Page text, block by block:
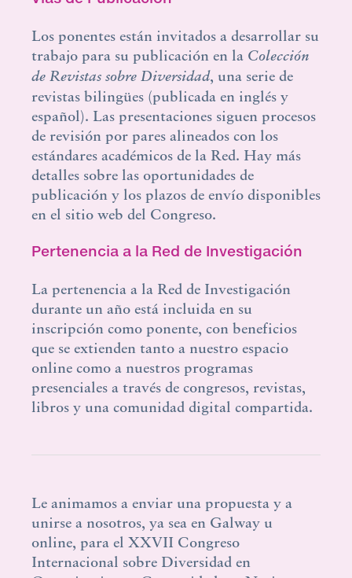
Los ponentes están invitados a desarrollar su
trabajo para su publicación en la Colección
de Revistas sobre Diversidad, una serie de
revistas bilingües (publicada en inglés y
español). Las presentaciones siguen procesos
de revisión por pares alineados con los
estándares académicos de la Red. Hay más
detalles sobre las oportunidades de
publicación y los plazos de envío disponibles
en el sitio web del Congreso.
Pertenencia a la Red de Investigación
La pertenencia a la Red de Investigación
durante un año está incluida en su
inscripción como ponente, con beneficios
que se extienden tanto a nuestro espacio
online como a nuestros programas
presenciales a través de congresos, revistas,
libros y una comunidad digital compartida.
Le animamos a enviar una propuesta y a
unirse a nosotros, ya sea en Galway u
online, para el XXVII Congreso
Internacional sobre Diversidad en